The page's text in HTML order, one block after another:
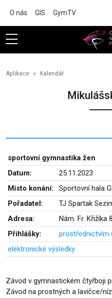
O nás GIS GymTV
Aplikace Kalendář
sportovní gymnastika žen
Datum:
25.11.2023
Místo konání:
Sportovní hala
Pořadatel:
TJ Spartak
Adresa:
Nám. Fr. Křižíka
Přihlášky:
prostřednictvím
elektronické výsledky
Závod v gymnastickém čtyřboji
Závod na prostných a lavičce/